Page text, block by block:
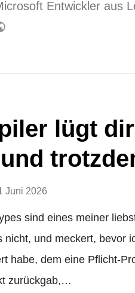
Entwickler aus
lügt
Juni 2026
sind eines meiner
nicht, und meckert, bevor
habe, dem eine Pflicht-
zurückgab,…